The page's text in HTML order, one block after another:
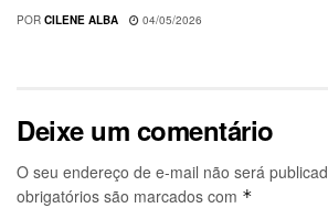
POR CILENE ALBA 04/05/2026
Deixe um comentário
O seu endereço de e-mail não será
obrigatórios são marcados com *